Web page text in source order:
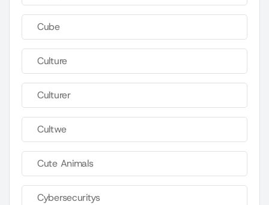
Cube
Culture
Culturer
Cultwe
Cute Animals
Cybersecuritys